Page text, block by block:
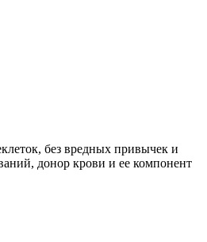
без вредных привычек и
донор крови и ее компонент